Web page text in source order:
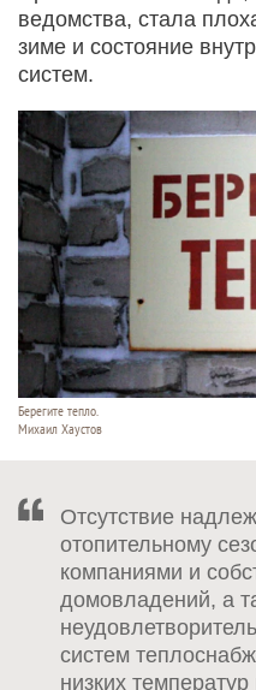
ведомства, стала
зиме и состояние
систем.
Берегите тепло.
Михаил Хаустов
Отсутствие
отопительному
компаниями и
домовладений, а
систем
низких